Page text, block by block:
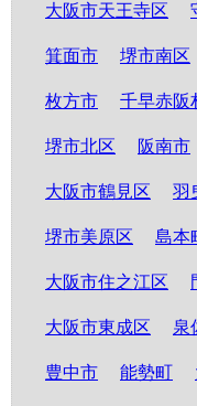
大阪市天王寺区
箕面市 堺市南区
枚方市 千早赤阪
堺市北区 阪南市
大阪市鶴見区 羽
堺市美原区 島本
大阪市住之江区
大阪市東成区 泉
豊中市 能勢町